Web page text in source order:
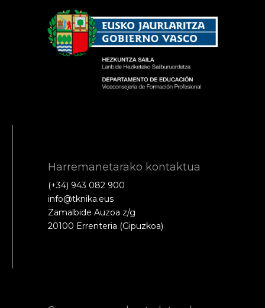
Harremanetarako kontaktua
(+34) 943 082 900
info@tknika.eus
Zamalbide Auzoa z/g
20100 Errenteria (Gipuzkoa)